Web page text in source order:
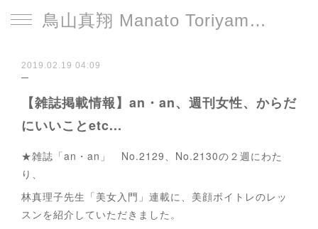
鳥山真翔 Manato Toriyama Official HP＜総合＞
2019.02.19 04:09
【雑誌掲載情報】an・an、週刊女性、からだ
にいいことetc...
★雑誌「an・an」 No.2129、No.2130の２週にわた
り、
林真理子先生「美女入門」連載に、美顔ボイトレのレッ
スンを紹介していただきました。